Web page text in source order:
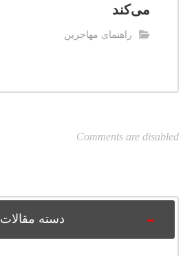
می‌کند
راهنمای مهاجرین
Comments are disabled
دسته مقالات